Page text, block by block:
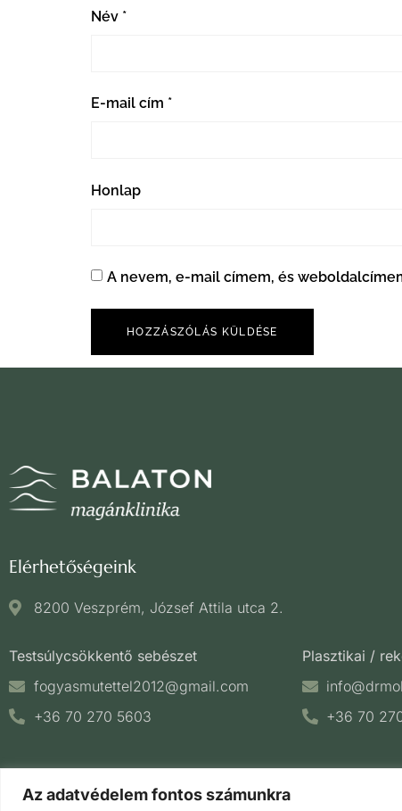
Az adatvédelem fontos számunkra
Név *
E-mail cím *
Honlap
A nevem, e-mail címem, és
Elérhetőségeink
8200 Veszprém, József Attila utca 2.
Testsúlycsökkentő sebészet
fogyasmutettel2012@gmail.com
+36 70 270 5603
Plasztikai /
+36 70